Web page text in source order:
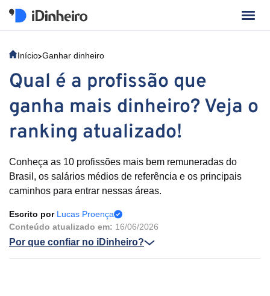
Início Ganhar dinheiro
Qual é a profissão que
ganha mais dinheiro? Veja o
ranking atualizado!
Conheça as 10 profissões mais bem remuneradas do
Brasil, os salários médios de referência e os principais
caminhos para entrar nessas áreas.
Escrito por Lucas Proença
Conteúdo atualizado em: 16/06/2026
Por que confiar no iDinheiro?